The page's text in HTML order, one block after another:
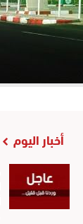
أخبار اليوم